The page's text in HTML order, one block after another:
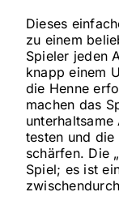
Dieses
zu einem
Spieler jeden
knapp einem
die Henne
machen das
testen und die
schärfen. Die „
Spiel; es ist